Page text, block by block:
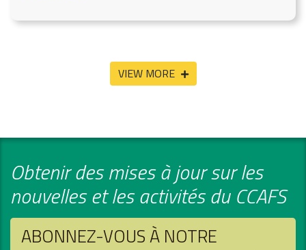
VIEW MORE
Obtenir des mises à jour sur les
nouvelles et les activités du CCAFS
ABONNEZ-VOUS À NOTRE